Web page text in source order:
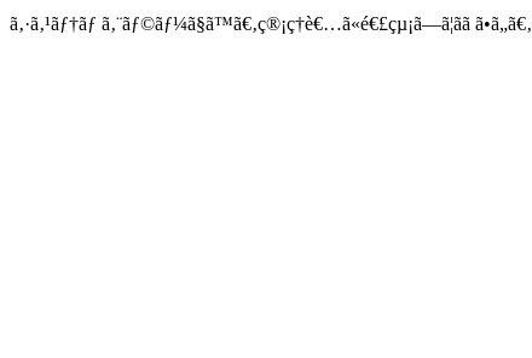
ã‚·ã‚¹ãƒ†ãƒ ã‚¨ãƒ©ãƒ¼ã§ã™ã€‚ç®¡ç†è€…ã«é€£çµ¡ã—ã¦ãã ã•ã„ã€‚